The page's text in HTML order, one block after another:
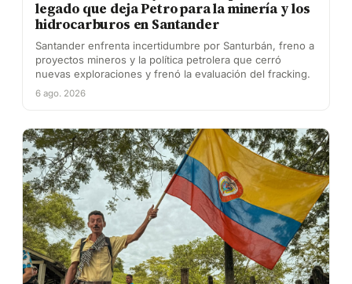
legado que deja Petro para la minería y los
hidrocarburos en Santander
Santander enfrenta incertidumbre por Santurbán, freno a
proyectos mineros y la política petrolera que cerró
nuevas exploraciones y frenó la evaluación del fracking.
6 ago. 2026